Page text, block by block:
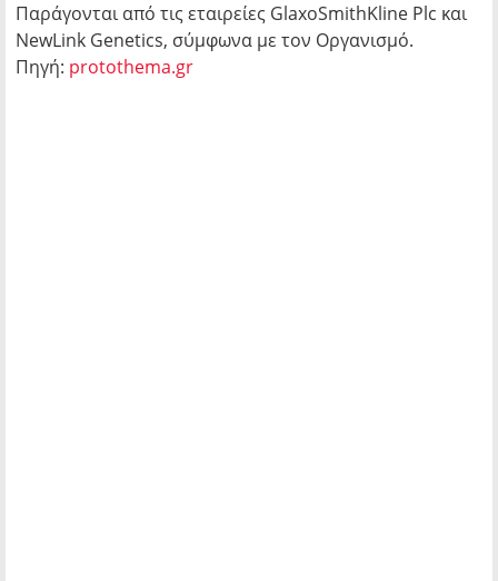
Παράγονται από τις εταιρείες GlaxoSmithKline Plc και
NewLink Genetics, σύμφωνα με τον Οργανισμό.
Πηγή: protothema.gr